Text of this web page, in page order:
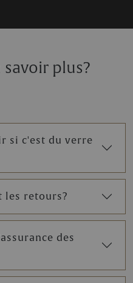
plus?
si c'est du verre
les retours?
des